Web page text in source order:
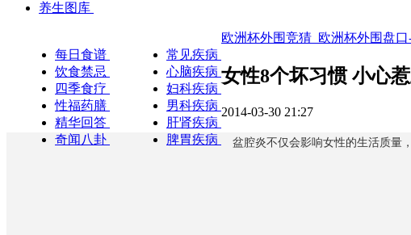
养生图库
每日食谱
饮食禁忌
四季食疗
性福药膳
精华回答
奇闻八卦
常见疾病
心脑疾病
妇科疾病
男科疾病
肝肾疾病
脾胃疾病
欧洲杯外围竞猜_欧洲杯外围盘口
女性8个坏习惯 小心
2014-03-30 21:27
盆腔炎不仅会影响女性的生活质量